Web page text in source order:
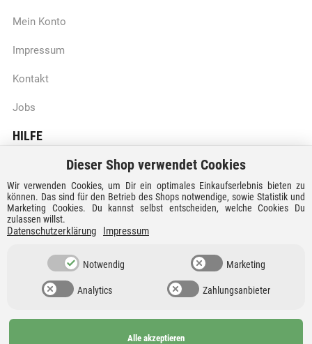
Mein Konto
Impressum
Kontakt
Jobs
HILFE
Batteriegesetzhinweise
Vertrag widerrufen
Versandkosten und Lieferzeiten
Zahlungsarten
Dieser Shop verwendet Cookies
Wir verwenden Cookies, um Dir ein optimales Einkaufserlebnis bieten zu
können. Das sind für den Betrieb des Shops notwendige, sowie Statistik und
Marketing Cookies. Du kannst selbst entscheiden, welche Cookies Du
zulassen willst.
Datenschutzerklärung Impressum
Notwendig Marketing
Analytics Zahlungsanbieter
Alle akzeptieren